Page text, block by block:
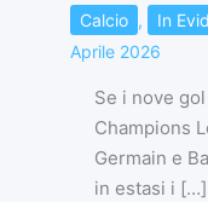
Calcio , In
Aprile 2026
Se i nove
Champions
Germain e
in estasi i […]